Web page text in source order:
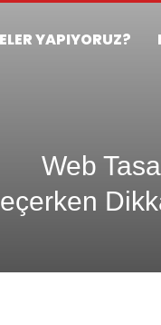
YAPIYORUZ?
Web